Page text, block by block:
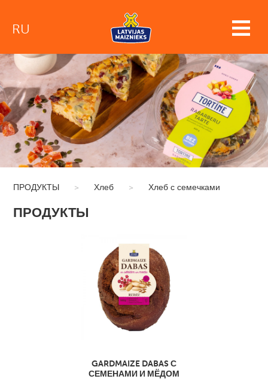
RU
ПРОДУКТЫ > Хлеб > Хлеб с семечками
ПРОДУКТЫ
GARDMAIZE DABAS С
СЕМЕНАМИ И МЁДОМ